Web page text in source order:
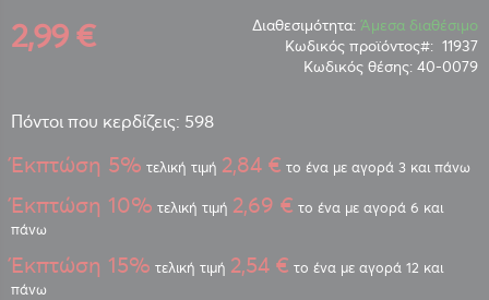
2,99 € Διαθεσιμότητα: Άμεσα διαθέσιμο
Κωδικός προϊόντος
11937
Κωδικός θέσης: 40-0079
Πόντοι που κερδίζεις: 598
Έκπτώση 5% τελική τιμή 2,84 € το ένα με αγορά 3 και πάνω
Έκπτώση 10% τελική τιμή 2,69 € το ένα με αγορά 6 και
πάνω
Έκπτώση 15% τελική τιμή 2,54 € το ένα με αγορά 12 και
πάνω